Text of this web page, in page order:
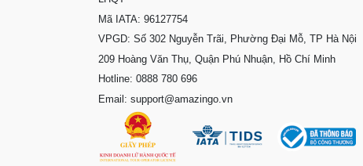
Mã IATA: 96127754
VPGD: Số 302 Nguyễn Trãi, Phường Đại Mỗ, TP Hà Nội
209 Hoàng Văn Thụ, Quận Phú Nhuận, Hồ Chí Minh
Hotline: 0888 780 696
Email: support@amazingo.vn